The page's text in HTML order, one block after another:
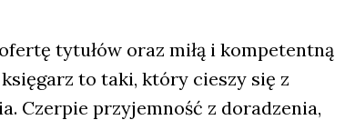
tytu­łów oraz miłą i kom­pe­tent­ną
to taki, któ­ry cie­szy się z
Czer­pie przy­jem­ność z dora­dze­nia,